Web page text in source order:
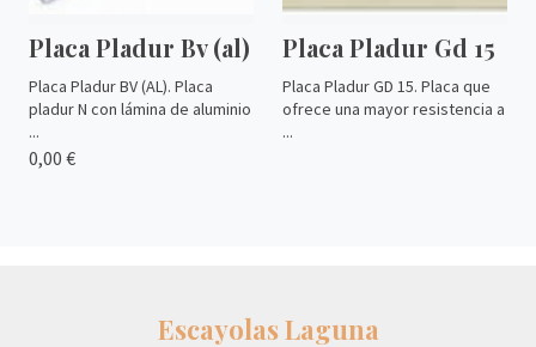
Placa Pladur Bv (al)
Placa Pladur BV (AL). Placa
pladur N con lámina de aluminio
...
0,00 €
Placa Pladur Gd 15
Placa Pladur GD 15. Placa que
ofrece una mayor resistencia a
...
Escayolas Laguna